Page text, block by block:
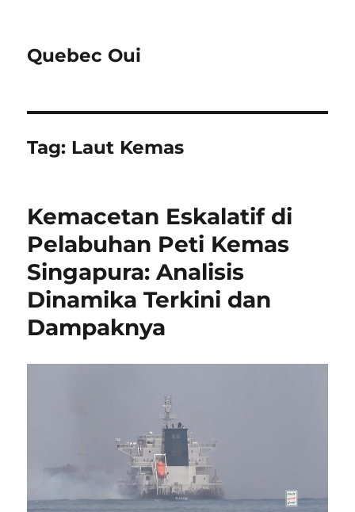
Quebec Oui
Tag: Laut Kemas
Kemacetan Eskalatif di
Pelabuhan Peti Kemas
Singapura: Analisis
Dinamika Terkini dan
Dampaknya